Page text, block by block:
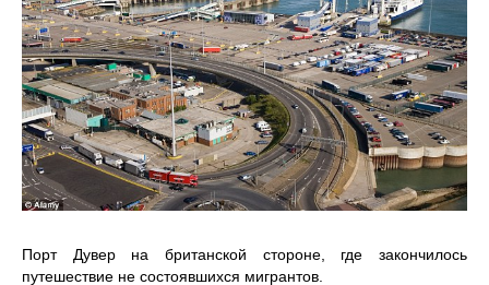
Порт Дувер на британской стороне, где закончилось
путешествие не состоявшихся мигрантов.